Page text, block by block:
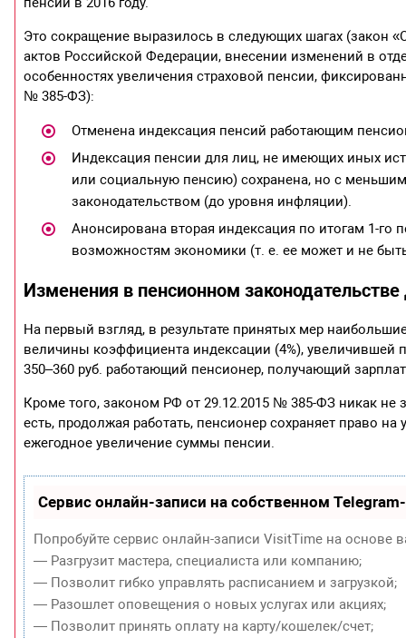
Это сокращение выразилось в следующих шагах (закон
актов Российской Федерации, внесении изменений в
особенностях увеличения страховой пенсии,
№ 385-ФЗ):
Отменена индексация пенсий работающим
Индексация пенсии для лиц, не имеющих иных
или социальную пенсию) сохранена, но с
законодательством (до уровня инфляции).
Анонсирована вторая индексация по итогам 1-го
возможностям экономики (т. е. ее может и не
Изменения в пенсионном
На первый взгляд, в результате принятых мер
величины коэффициента индексации (4%),
350–360 руб. работающий пенсионер, получающий
Кроме того, законом РФ от 29.12.2015 № 385-ФЗ никак не
есть, продолжая работать, пенсионер сохраняет право
ежегодное увеличение суммы пенсии.
Сервис онлайн-записи на собственном
Попробуйте сервис онлайн-записи VisitTime на основе
— Разгрузит мастера, специалиста или компанию;
— Позволит гибко управлять расписанием и загрузкой;
— Разошлет оповещения о новых услугах или акциях;
— Позволит принять оплату на карту/кошелек/счет;